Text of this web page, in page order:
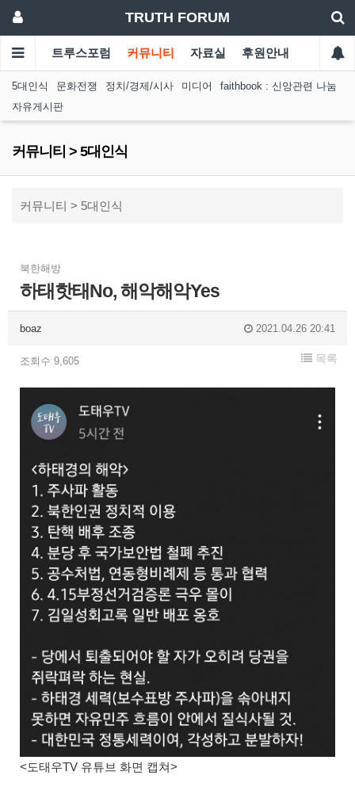
TRUTH FORUM
트루스포럼 커뮤니티 자료실 후원안내
5대인식 문화전쟁 정치/경제/시사 미디어
faithbook : 신앙관련 나눔
자유게시판
커뮤니티 > 5대인식
커뮤니티 > 5대인식
북한해방
하태핫태No, 해악해악Yes
boaz 2021.04.26 20:41
조회수 9,605 목록
<도태우TV 유튜브 화면 캡쳐>